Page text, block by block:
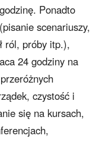
Ponadto
scenariuszy,
ról, próby itp.),
24 godziny na
czystość i
się na kursach,